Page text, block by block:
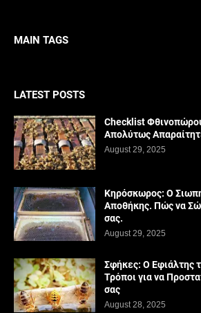
MAIN TAGS
LATEST POSTS
Checklist
Απολύτως
August 29, 2025
Κηρόσκωρος: Ο
Αποθήκης. Πώς να
σας.
August 29, 2025
Σφήκες: Ο Εφιάλτης
Τρόποι για να
σας
August 28, 2025